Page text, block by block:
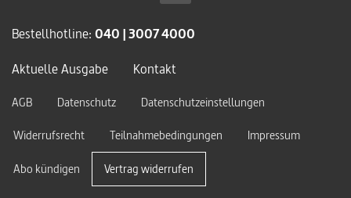
Bestellhotline: 040 | 3007 4000
Aktuelle Ausgabe
Kontakt
AGB Datenschutz
Datenschutzeinstellungen
Widerrufsrecht
Teilnahmebedingungen Impressum
Abo kündigen Vertrag widerrufen